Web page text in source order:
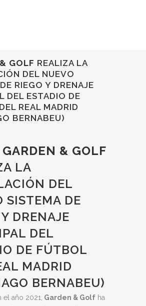
GOLF REALIZA LA
DEL NUEVO
RIEGO Y DRENAJE
DEL ESTADIO DE
REAL MADRID
BERNABEU)
GARDEN & GOLF
LA
DEL
SISTEMA DE
DRENAJE
DEL
DE FÚTBOL
MADRID
BERNABEU)
el año 2021, Garden & Golf ha